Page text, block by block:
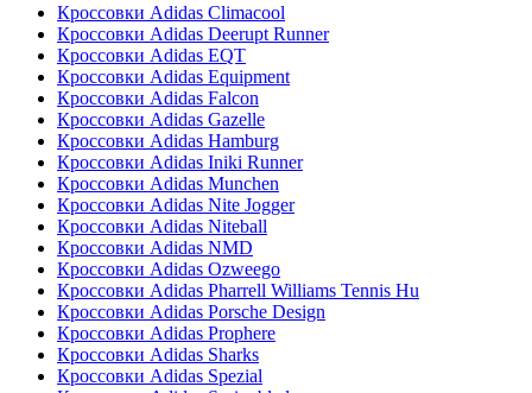
Кроссовки Adidas Climacool
Кроссовки Adidas Deerupt Runner
Кроссовки Adidas EQT
Кроссовки Adidas Equipment
Кроссовки Adidas Falcon
Кроссовки Adidas Gazelle
Кроссовки Adidas Hamburg
Кроссовки Adidas Iniki Runner
Кроссовки Adidas Munchen
Кроссовки Adidas Nite Jogger
Кроссовки Adidas Niteball
Кроссовки Adidas NMD
Кроссовки Adidas Ozweego
Кроссовки Adidas Pharrell Williams Tennis Hu
Кроссовки Adidas Porsche Design
Кроссовки Adidas Prophere
Кроссовки Adidas Sharks
Кроссовки Adidas Spezial